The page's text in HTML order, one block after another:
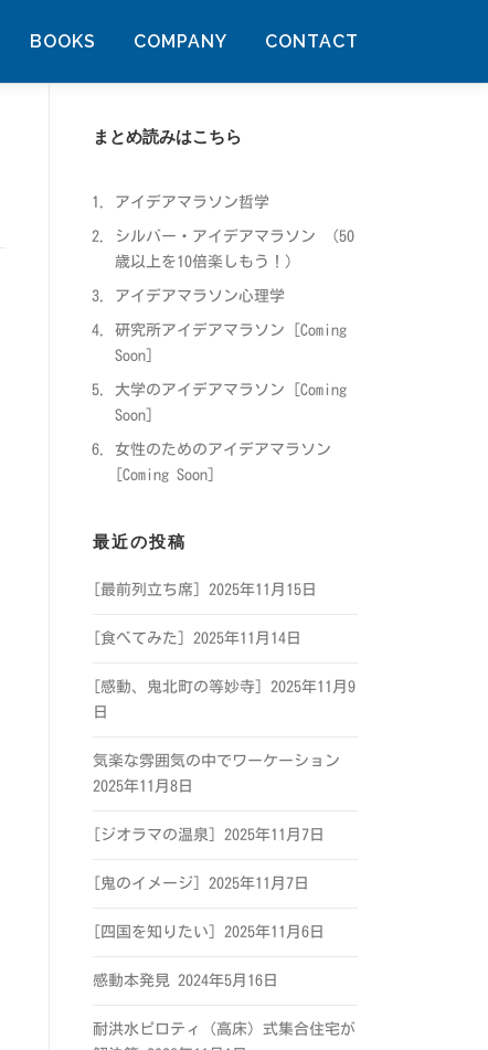
BOOKS COMPANY CONTACT
まとめ読みはこちら
アイデアマラソン哲学
シルバー・アイデアマラソン （50
歳以上を10倍楽しもう！）
アイデアマラソン心理学
研究所アイデアマラソン [Coming
Soon]
大学のアイデアマラソン [Coming
Soon]
女性のためのアイデアマラソン
[Coming Soon]
最近の投稿
[最前列立ち席] 2025年11月15日
[食べてみた] 2025年11月14日
[感動、鬼北町の等妙寺]
2025年11月9
日
気楽な雰囲気の中でワーケーション
2025年11月8日
[ジオラマの温泉] 2025年11月7日
[鬼のイメージ] 2025年11月7日
[四国を知りたい] 2025年11月6日
感動本発見 2024年5月16日
耐洪水ピロティ（高床）式集合住宅が